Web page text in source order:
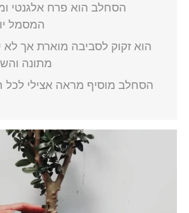
הסחלב הוא פרח אלגנטי
המסמל
הוא זקוק לסביבה מוארת אך לא
מתונה
הסחלב מוסיף מראה אצילי לכל